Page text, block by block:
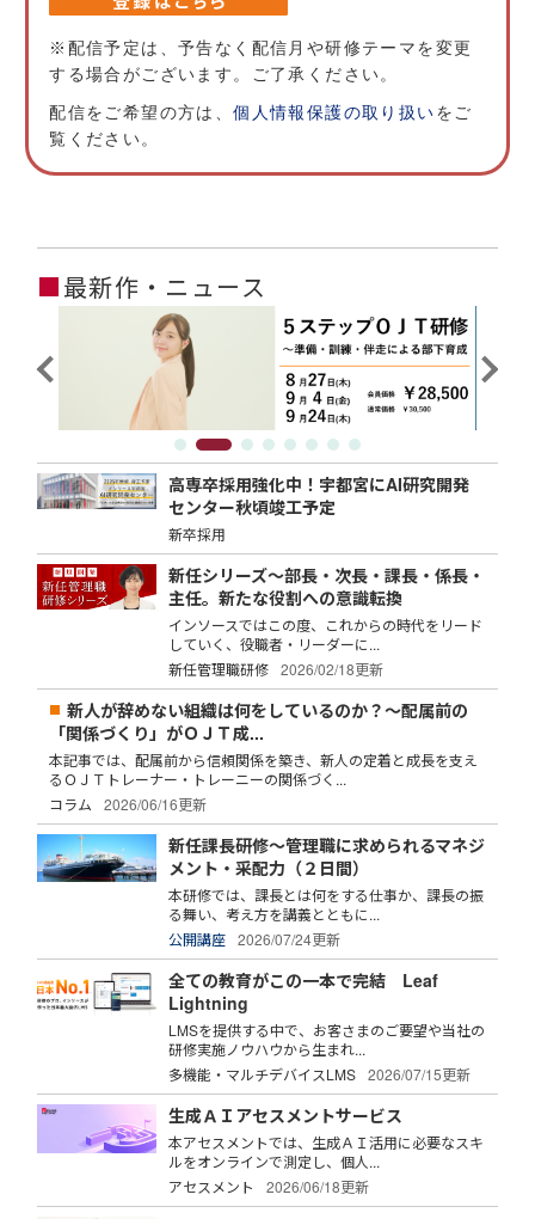
※配信予定は、予告なく配信月や研修テーマを変更
する場合がございます。ご了承ください。
配信をご希望の方は、個人情報保護の取り扱いをご
覧ください。
■最新作・ニュース
高専卒採用強化中！宇都宮にAI研究開発
センター秋頃竣工予定
新卒採用
新任シリーズ～部長・次長・課長・係長・
主任。新たな役割への意識転換
インソースではこの度、これからの時代をリード
していく、役職者・リーダーに...
新任管理職研修
2026/02/18更新
新人が辞めない組織は何をしているのか？～配属前の
「関係づくり」がＯＪＴ成...
本記事では、配属前から信頼関係を築き、新人の定着と成長を支え
るＯＪＴトレーナー・トレーニーの関係づく...
コラム
2026/06/16更新
新任課長研修～管理職に求められるマネジ
メント・采配力（２日間）
本研修では、課長とは何をする仕事か、課長の振
る舞い、考え方を講義とともに...
公開講座
2026/07/24更新
全ての教育がこの一本で完結 Leaf
Lightning
LMSを提供する中で、お客さまのご要望や当社の
研修実施ノウハウから生まれ...
多機能・マルチデバイスLMS
2026/07/15更新
生成ＡＩアセスメントサービス
本アセスメントでは、生成ＡＩ活用に必要なスキ
ルをオンラインで測定し、個人...
アセスメント
2026/06/18更新